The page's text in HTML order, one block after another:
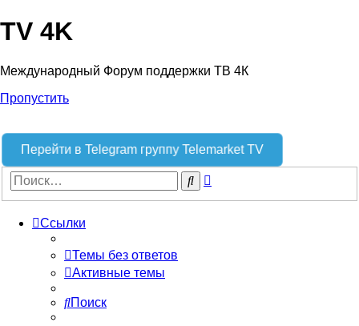
TV 4K
Международный Форум поддержки ТВ 4К
Пропустить
Перейти в Telegram группу Telemarket TV
Поиск
Ссылки
Темы без ответов
Активные темы
Поиск